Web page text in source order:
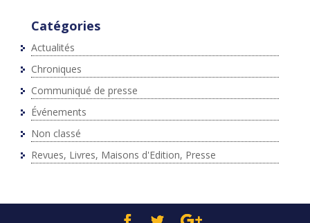
Catégories
Actualités
Chroniques
Communiqué de presse
Événements
Non classé
Revues, Livres, Maisons d'Edition, Presse